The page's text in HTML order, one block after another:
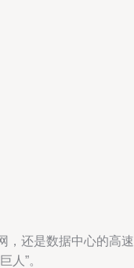
还是数据中心的高
人”。